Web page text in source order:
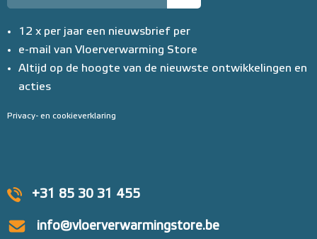
+31 85 30 31 455
info@vloerverwarmingstore.be
12 x per jaar een nieuwsbrief per
e-mail van Vloerverwarming Store
Altijd op de hoogte van de nieuwste ontwikkelingen en
acties
Privacy- en cookieverklaring